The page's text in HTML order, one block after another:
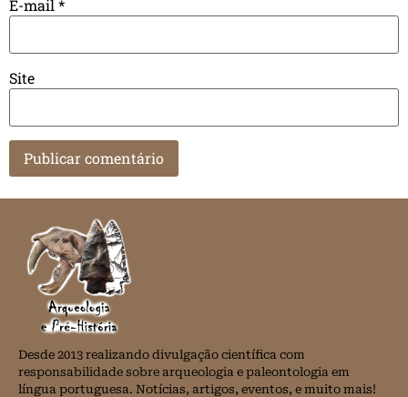
E-mail *
Site
Desde 2013 realizando divulgação científica com
responsabilidade sobre arqueologia e paleontologia em
língua portuguesa. Notícias, artigos, eventos, e muito mais!